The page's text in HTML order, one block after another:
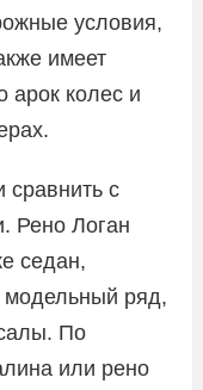
условия,
имеет
арок колес и
сравнить с
Рено Логан
седан,
модельный ряд,
По
или рено